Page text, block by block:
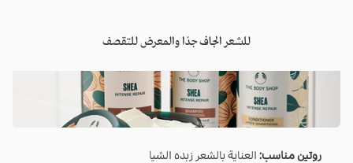
للشعر الجاف جدًا والمعرض للتقصف
روتين مناسب: العناية بالشعر زبده الشيا